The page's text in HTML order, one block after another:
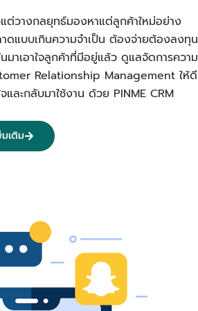
ต่วางกลยุทธ์มองหาแต่ลูกค้าใหม่อย่าง
าดแบบเกินความจำเป็น ต้องจ่ายต้องลงทุน
มาเอาใจลูกค้าที่มีอยู่แล้ว ดูแลจัดการความ
Relationship Management ให้ดี
ละกลับมาใช้งาน ด้วย PINME CRM
เติม